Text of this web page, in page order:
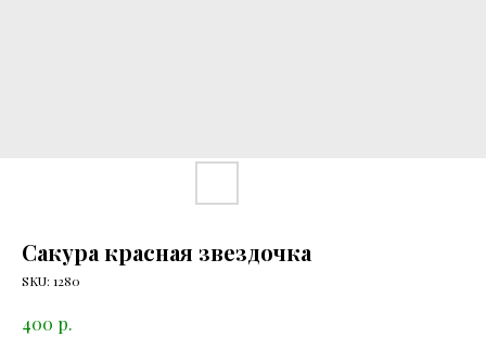
Сакура красная звездочка
SKU: 1280
400 р.